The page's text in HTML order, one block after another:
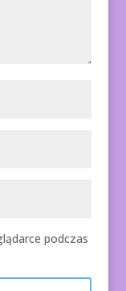
podczas